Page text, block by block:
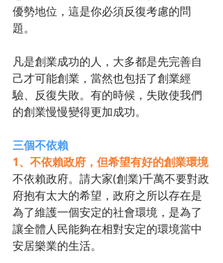
優勢地位，這是你必須反復考慮的問
題。
凡是創業成功的人，大多都是先完善自
己才可能創業，當然也包括了創業經
驗、反復失敗。有的時候，失敗使我們
的創業慢慢變得更加成功。
三個不依賴
1、不依賴政府，但希望有好的創業環境
不依賴政府。請大家(創業)千萬不要對政
府抱有太大的希望，政府之所以存在是
為了維護一個安定的社會環境，是為了
讓全體人民能夠在相對安定的環境當中
安居樂業的生活。